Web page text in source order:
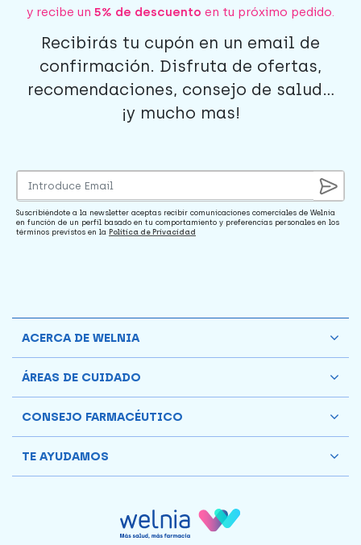
y recibe un 5% de descuento en tu próximo pedido.
Recibirás tu cupón en un email de
confirmación. Disfruta de ofertas,
recomendaciones, consejo de salud...
¡y mucho mas!
Suscribiéndote a la newsletter aceptas recibir comunicaciones comerciales de Welnia
en función de un perfil basado en tu comportamiento y preferencias personales en los
términos previstos en la Política de Privacidad
ACERCA DE WELNIA
ÁREAS DE CUIDADO
CONSEJO FARMACÉUTICO
TE AYUDAMOS